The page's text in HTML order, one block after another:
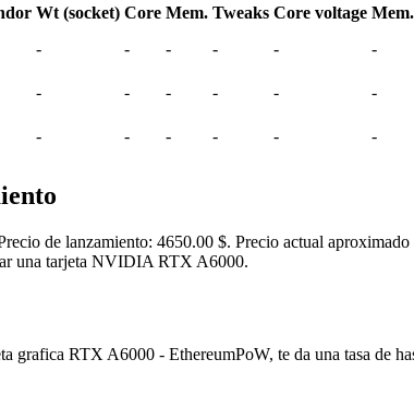
Wt (socket) Core Mem. Tweaks Core voltage
- - - - - -
- - - - - -
- - - - - -
de lanzamiento: 4650.00 $. Precio actual
una tarjeta NVIDIA RTX A6000.
grafica RTX A6000 - EthereumPoW, te da una tasa